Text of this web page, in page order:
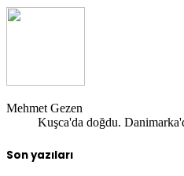
Mehmet Gezen
Kuşca'da doğdu.
Son yazıları